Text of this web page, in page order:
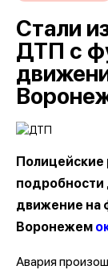
Стали
ДТП с
подробности
движение на
Воронежем
Авария